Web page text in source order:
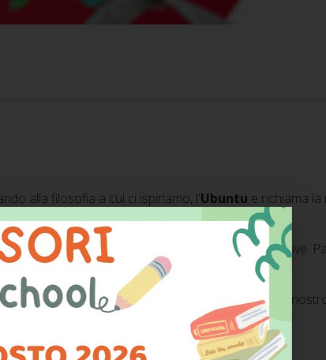
alla filosofia a cui ci ispiriamo, l'Ubuntu e richiama
negatività, ma si plasmi nei contesti in cui vive.
l’umanità tutta e l’ambiente che ci circonda, il
ci ha sempre ispirato: